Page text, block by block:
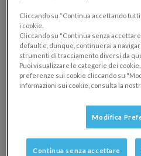
Il nuovo Regime dei minimi
e minimo odierni. Molti
accedere al regime fiscale
ora risulta molto più
Cliccando su “Continua accettando
i cookie.
Cliccando su "Continua senza
default e, dunque, continuerai a
strumenti di tracciamento diversi da
Puoi visualizzare le categorie dei
preferenze sui cookie cliccando su
informazioni sui cookie, consulta la
Modifica
Continua senza accettare